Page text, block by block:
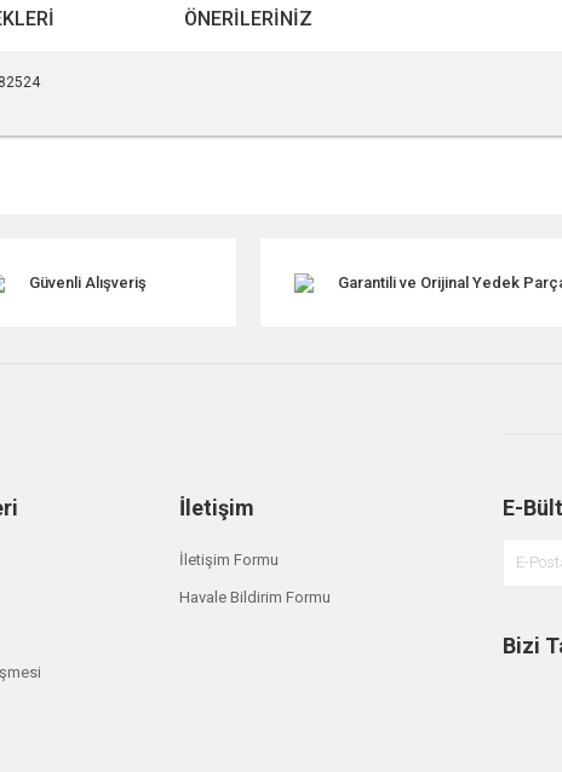
ÖNERILERINIZ
Güvenli Alışveriş Garantili ve Orijinal Yedek
İletişim
İletişim Formu
Havale Bildirim Formu
E-
Bizi